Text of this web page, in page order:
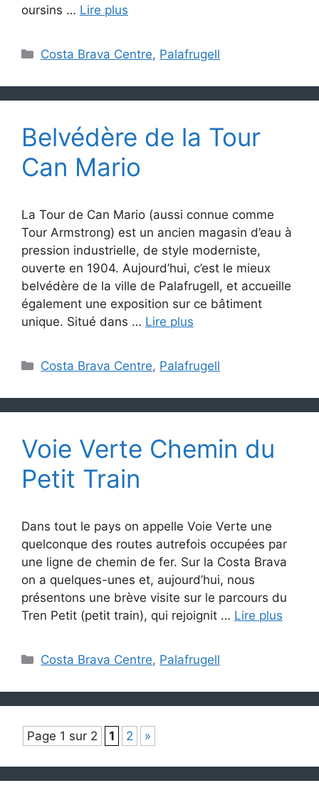
oursins … Lire plus
Catégories
Costa Brava Centre, Palafrugell
Belvédère de la Tour
Can Mario
La Tour de Can Mario (aussi connue comme
Tour Armstrong) est un ancien magasin d’eau à
pression industrielle, de style moderniste,
ouverte en 1904. Aujourd’hui, c’est le mieux
belvédère de la ville de Palafrugell, et accueille
également une exposition sur ce bâtiment
unique. Situé dans … Lire plus
Catégories
Costa Brava Centre, Palafrugell
Voie Verte Chemin du
Petit Train
Dans tout le pays on appelle Voie Verte une
quelconque des routes autrefois occupées par
une ligne de chemin de fer. Sur la Costa Brava
on a quelques-unes et, aujourd’hui, nous
présentons une brève visite sur le parcours du
Tren Petit (petit train), qui rejoignit … Lire plus
Catégories
Costa Brava Centre, Palafrugell
Page 1 sur 2 1 2 »